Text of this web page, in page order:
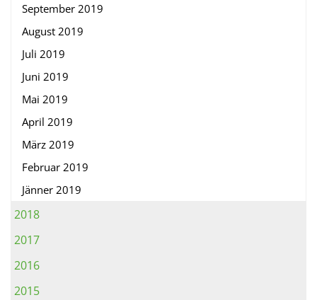
September 2019
August 2019
Juli 2019
Juni 2019
Mai 2019
April 2019
März 2019
Februar 2019
Jänner 2019
2018
2017
2016
2015